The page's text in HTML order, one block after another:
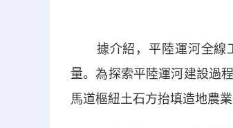
據介紹，平陸運河全線工
量。為探索平陸運河建設過
馬道樞紐土石方抬填造地農